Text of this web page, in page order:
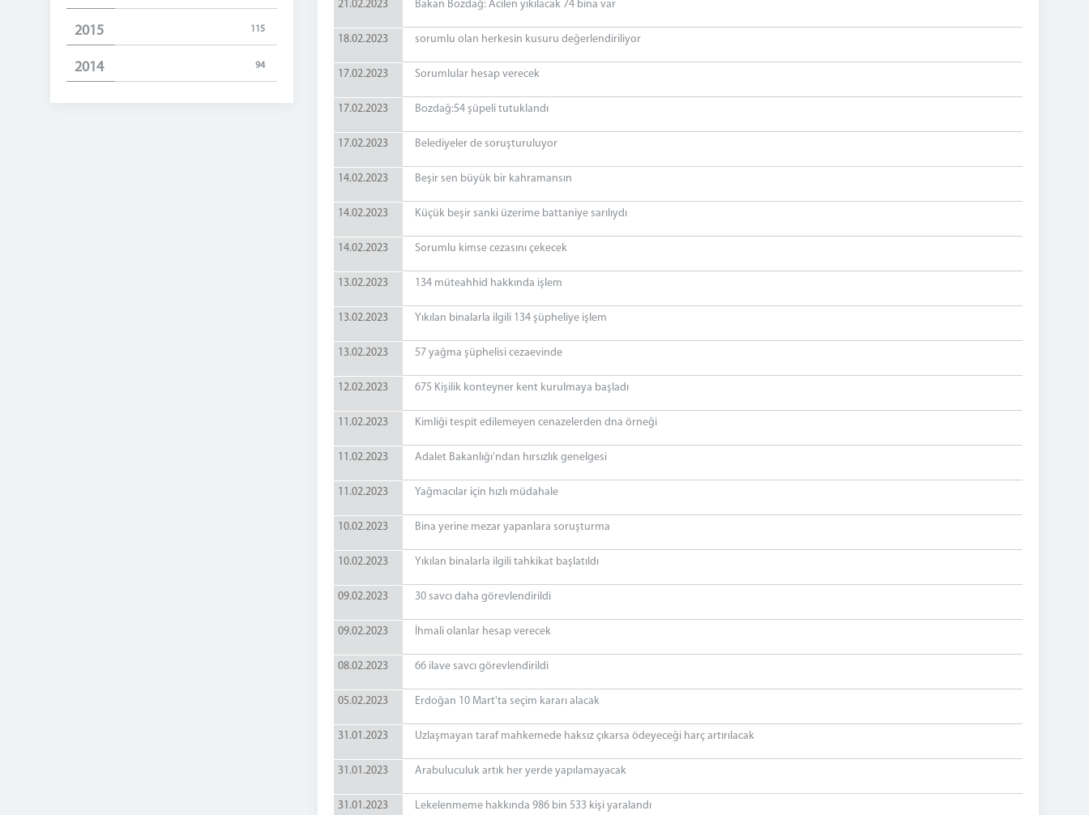
2015 115
2014 94
21.02.2023 Bakan Bozdağ: Acilen yıkılacak 74 bina var
18.02.2023 sorumlu olan herkesin kusuru değerlendiriliyor
17.02.2023 Sorumlular hesap verecek
17.02.2023 Bozdağ:54 şüpeli tutuklandı
17.02.2023 Belediyeler de soruşturuluyor
14.02.2023 Beşir sen büyük bir kahramansın
14.02.2023 Küçük beşir sanki üzerime battaniye sarılıydı
14.02.2023 Sorumlu kimse cezasını çekecek
13.02.2023 134 müteahhid hakkında işlem
13.02.2023 Yıkılan binalarla ilgili 134 şüpheliye işlem
13.02.2023 57 yağma şüphelisi cezaevinde
12.02.2023 675 Kişilik konteyner kent kurulmaya başladı
11.02.2023 Kimliği tespit edilemeyen cenazelerden dna örneği
11.02.2023 Adalet Bakanlığı'ndan hırsızlık genelgesi
11.02.2023 Yağmacılar için hızlı müdahale
10.02.2023 Bina yerine mezar yapanlara soruşturma
10.02.2023 Yıkılan binalarla ilgili tahkikat başlatıldı
09.02.2023 30 savcı daha görevlendirildi
09.02.2023 İhmali olanlar hesap verecek
08.02.2023 66 ilave savcı görevlendirildi
05.02.2023 Erdoğan 10 Mart'ta seçim kararı alacak
31.01.2023 Uzlaşmayan taraf mahkemede haksız çıkarsa ödeyeceği harç artırılacak
31.01.2023 Arabuluculuk artık her yerde yapılamayacak
31.01.2023 Lekelenmeme hakkında 986 bin 533 kişi yaralandı